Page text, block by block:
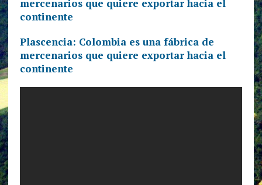
Plascencia: Colombia es una fábrica de
mercenarios que quiere exportar hacia el
continente